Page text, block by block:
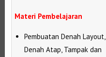
Materi Pembelajaran
Pembuatan Denah Layout,
Denah Atap, Tampak dan